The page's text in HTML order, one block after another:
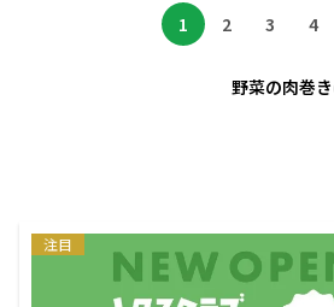
1 2 3 4
野菜の肉巻
注目